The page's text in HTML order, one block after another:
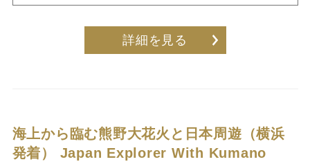
詳細を見る
海上から臨む熊野大花火と日本周遊（横浜
発着） Japan Explorer With Kumano